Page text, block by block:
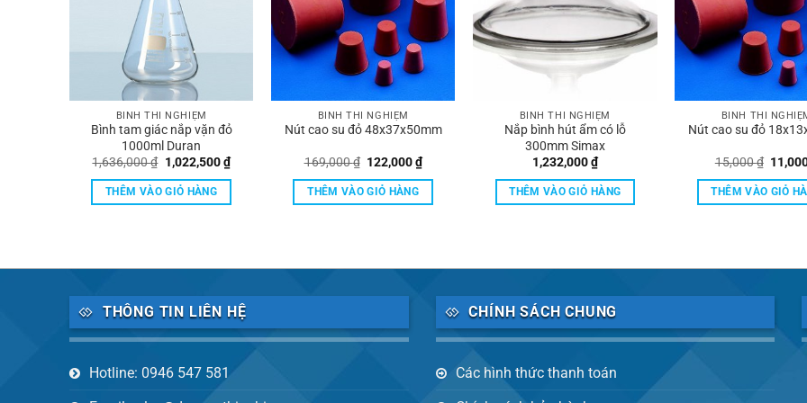
BÌNH THÍ NGHIỆM
Bình tam giác nắp vặn đỏ
1000ml Duran
1,636,000₫ Giá
là:
1,636,000 ₫.
1,022,500₫Giá
hiện
THÊM VÀO GIỎ HÀNG
BÌNH THÍ NGHIỆM
Nút cao su đỏ 48x37x50mm
169,000₫ Giá
là:
169,000 ₫.
122,000₫Giá
hiện
THÊM VÀO GIỎ HÀNG
BÌNH THÍ NGHIỆM
Nắp bình hút ẩm có lỗ
300mm Simax
1,232,000₫
THÊM VÀO GIỎ HÀNG
BÌNH THÍ
Nút cao su đỏ
15,000₫ Giá
là:
THÊM VÀO GIỎ
THÔNG TIN LIÊN HỆ
Hotline: 0946 547 581
CHÍNH SÁCH CHUNG
Các hình thức thanh toán